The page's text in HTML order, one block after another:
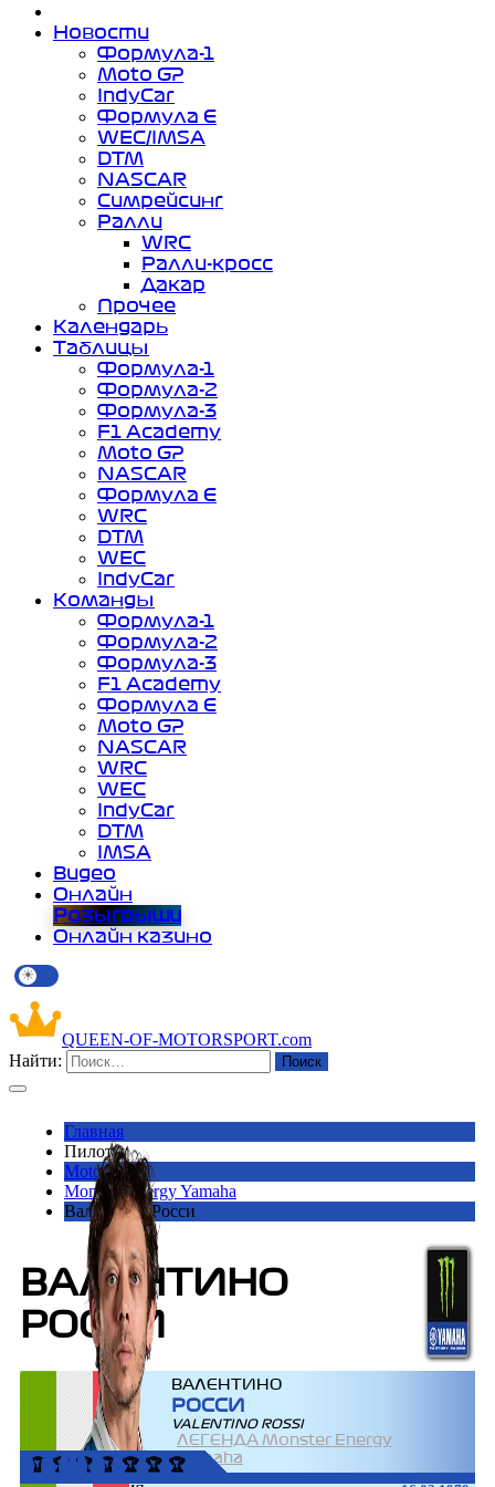
Новости
Формула-1
Moto GP
IndyCar
Формула Е
WEC/IMSA
DTM
NASCAR
Симрейсинг
Ралли
WRC
Ралли-кросс
Дакар
Прочее
Календарь
Таблицы
Формула-1
Формула-2
Формула-3
F1 Academy
Moto GP
NASCAR
Формула Е
WRC
DTM
WEC
IndyCar
Команды
Формула-1
Формула-2
Формула-3
F1 Academy
Формула Е
Moto GP
NASCAR
WRC
WEC
IndyCar
DTM
IMSA
Видео
Онлайн
Розыгрыши
Онлайн казино
QUEEN-OF-MOTORSPORT.com
Найти:
Главная
Пилоты
Moto GP
Monster Energy Yamaha
Валентино Росси
ВАЛЕНТИНО
РОССИ
🏆 🏆 🏆 🏆 🏆 🏆 🏆
ВАЛЕНТИНО
РОССИ
VALENTINO ROSSI
ЛЕГЕНДА Monster Energy
Yamaha